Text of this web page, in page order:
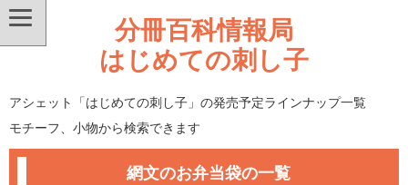
分冊百科情報局
はじめての刺し子
アシェット「はじめての刺し子」の発売予定ラインナップ一覧
モチーフ、小物から検索できます
網文のお弁当袋の一覧